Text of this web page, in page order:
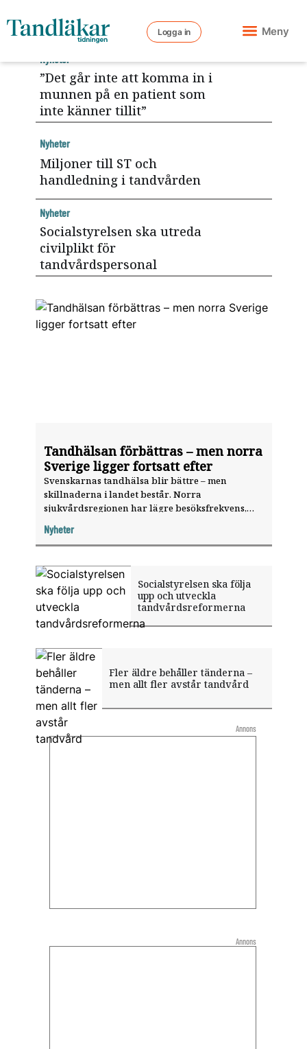
Logga in Meny
Tandhälsan förbättras – men norra
Sverige ligger fortsatt efter
Svenskarnas tandhälsa blir bättre – men
skillnaderna i landet består. Norra
sjukvårdsregionen har lägre besöksfrekvens,
sämre tandhälsa än övriga landet.
Nyheter
”Det går inte att komma in i
munnen på en patient som
inte känner tillit”
Nyheter
Miljoner till ST och
handledning i tandvården
Nyheter
Socialstyrelsen ska utreda
civilplikt för
tandvårdspersonal
Nyheter
Socialstyrelsen ska följa
upp och utveckla
tandvårdsreformerna
Fler äldre behåller tänderna –
men allt fler avstår tandvård
Annons
Annons